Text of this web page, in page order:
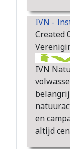
IVN -
Created
IVN
en
altijd